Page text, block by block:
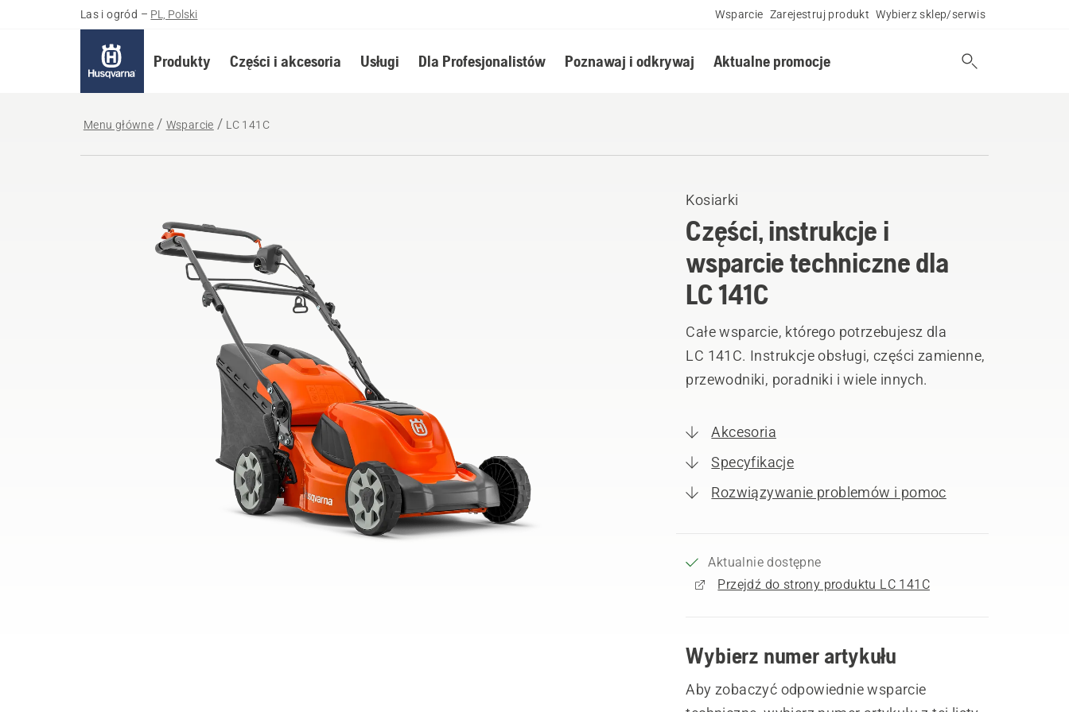
Las i ogród – PL, Polski Wsparcie Zarejestruj produkt Wybierz sklep/serwis
Produkty Części i akcesoria Usługi Dla Profesjonalistów Poznawaj i odkrywaj Aktualne promocje
Menu główne Wsparcie LC 141C
Kosiarki
Części, instrukcje i
wsparcie techniczne dla
LC 141C
Całe wsparcie, którego potrzebujesz dla
LC 141C. Instrukcje obsługi, części zamienne,
przewodniki, poradniki i wiele innych.
Akcesoria
Specyfikacje
Rozwiązywanie problemów i pomoc
Aktualnie dostępne
Przejdź do strony produktu LC 141C
Wybierz numer artykułu
Aby zobaczyć odpowiednie wsparcie